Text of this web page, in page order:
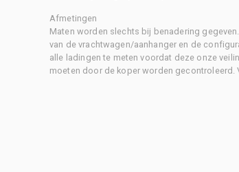
Afmetingen
Maten worden slechts bij benadering
van de vrachtwagen/aanhanger en de
alle ladingen te meten voordat deze onze
moeten door de koper worden